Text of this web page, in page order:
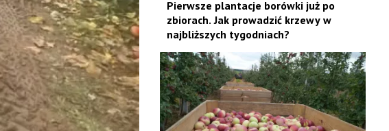
Pierwsze plantacje borówki już po
zbiorach. Jak prowadzić krzewy w
najbliższych tygodniach?